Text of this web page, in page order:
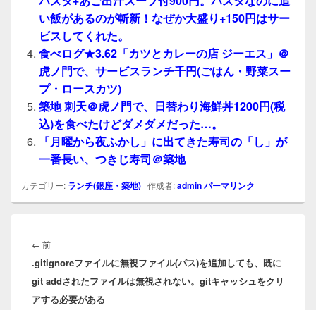
い飯があるのが斬新！なぜか大盛り+150円はサー
ビスしてくれた。
食べログ★3.62「カツとカレーの店 ジーエス」＠
虎ノ門で、サービスランチ千円(ごはん・野菜スー
プ・ロースカツ)
築地 刺天＠虎ノ門で、日替わり海鮮丼1200円(税
込)を食べたけどダメダメだった…。
「月曜から夜ふかし」に出てきた寿司の「し」が
一番長い、つきじ寿司＠築地
カテゴリー: ランチ(銀座・築地) 作成者:adminパーマリンク
稿
ナ
ビ
ゲ
ー
← 前前
の
投
稿:
.gitignoreファイルに無視ファイル(パス)を追加しても、既に
git addされたファイルは無視されない。gitキャッシュをクリ
アする必要がある